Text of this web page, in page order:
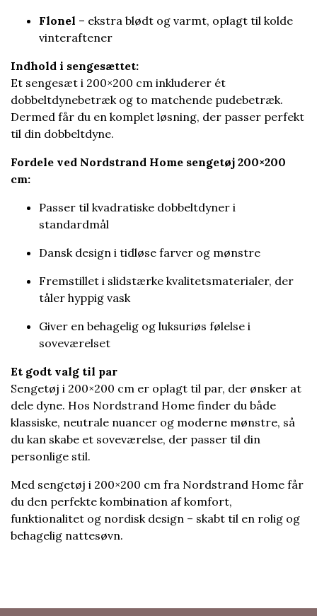
Flonel – ekstra blødt og varmt, oplagt til kolde
vinteraftener
Indhold i sengesættet:
Et sengesæt i 200×200 cm inkluderer ét
dobbeltdynebetræk og to matchende pudebetræk.
Dermed får du en komplet løsning, der passer perfekt
til din dobbeltdyne.
Fordele ved Nordstrand Home sengetøj 200×200
cm:
Passer til kvadratiske dobbeltdyner i
standardmål
Dansk design i tidløse farver og mønstre
Fremstillet i slidstærke kvalitetsmaterialer, der
tåler hyppig vask
Giver en behagelig og luksuriøs følelse i
soveværelset
Et godt valg til par
Sengetøj i 200×200 cm er oplagt til par, der ønsker at
dele dyne. Hos Nordstrand Home finder du både
klassiske, neutrale nuancer og moderne mønstre, så
du kan skabe et soveværelse, der passer til din
personlige stil.
Med sengetøj i 200×200 cm fra Nordstrand Home får
du den perfekte kombination af komfort,
funktionalitet og nordisk design – skabt til en rolig og
behagelig nattesøvn.